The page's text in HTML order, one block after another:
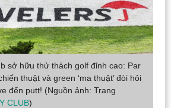
sở hữu thử thách golf đỉnh cao: Par
thuật và green ‘ma thuật’ đòi hỏi
đến putt! (Nguồn ảnh: Trang
CLUB)